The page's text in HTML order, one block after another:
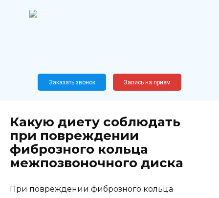
Новослободская, 62, к12
Заказать звонок Запись на прием
Какую диету соблюдать
при повреждении
фиброзного кольца
межпозвоночного диска
При повреждении фиброзного кольца